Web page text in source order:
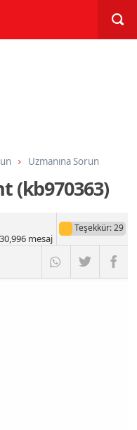
Uzmanına Sorun
(kb970363)
Teşekkür: 29
30,996mesaj